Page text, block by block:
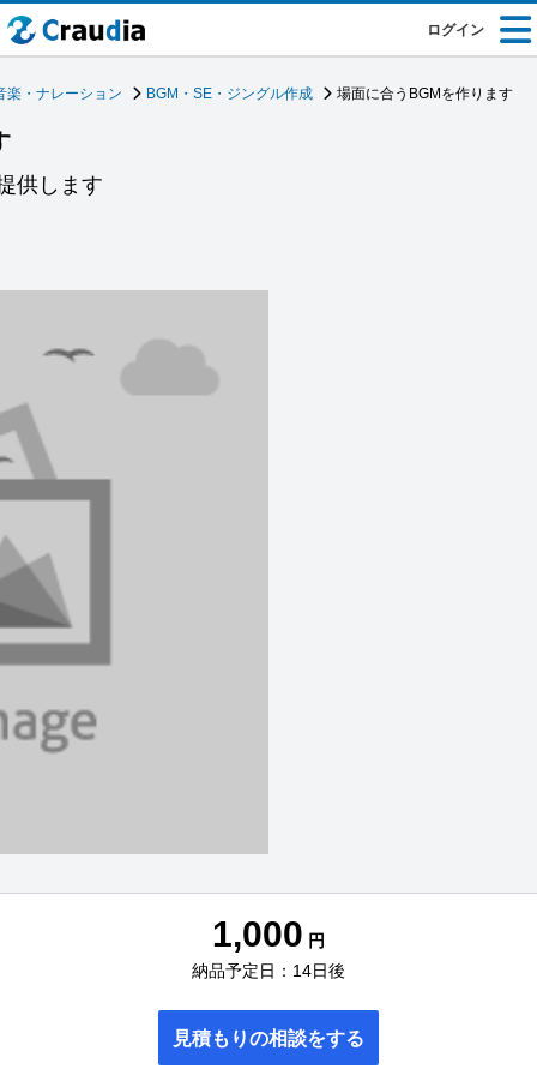
ログイン
楽・ナレーション BGM・SE・ジングル作成 場面に合うBGMを作ります
供します
1,000 円
納品予定日：14日後
見積もりの相談をする